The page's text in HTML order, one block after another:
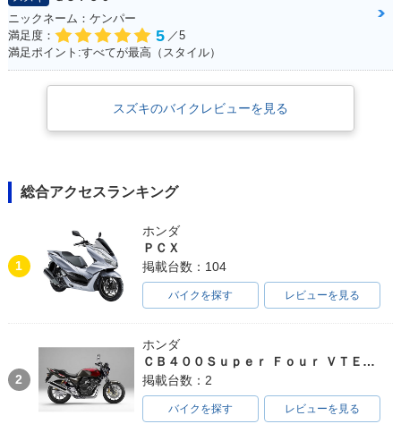
ニックネーム：ケンパー
満足度：
5 ／5
満足ポイント:すべてが最高（スタイル）
スズキのバイクレビューを見る
総合アクセスランキング
1
ホンダ
ＰＣＸ
掲載台数：104
バイクを探す レビューを見る
2
ホンダ
ＣＢ４００Ｓｕｐｅｒ Ｆｏｕｒ ＶＴＥＣ ＳＰＥＣ３
掲載台数：2
バイクを探す レビューを見る